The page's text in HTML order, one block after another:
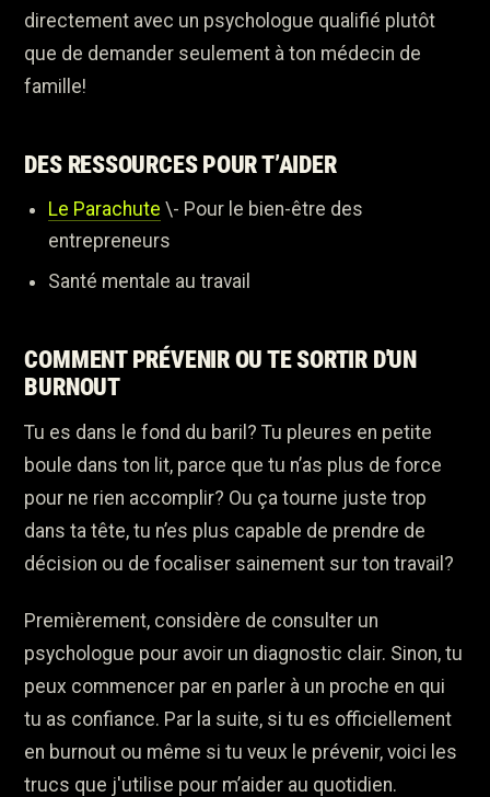
directement avec un psychologue qualifié plutôt
que de demander seulement à ton médecin de
famille!
DES RESSOURCES POUR T’AIDER
Le Parachute \- Pour le bien-être des
entrepreneurs
Santé mentale au travail
COMMENT PRÉVENIR OU TE SORTIR D'UN
BURNOUT
Tu es dans le fond du baril? Tu pleures en petite
boule dans ton lit, parce que tu n’as plus de force
pour ne rien accomplir? Ou ça tourne juste trop
dans ta tête, tu n’es plus capable de prendre de
décision ou de focaliser sainement sur ton travail?
Premièrement, considère de consulter un
psychologue pour avoir un diagnostic clair. Sinon, tu
peux commencer par en parler à un proche en qui
tu as confiance. Par la suite, si tu es officiellement
en burnout ou même si tu veux le prévenir, voici les
trucs que j'utilise pour m’aider au quotidien.